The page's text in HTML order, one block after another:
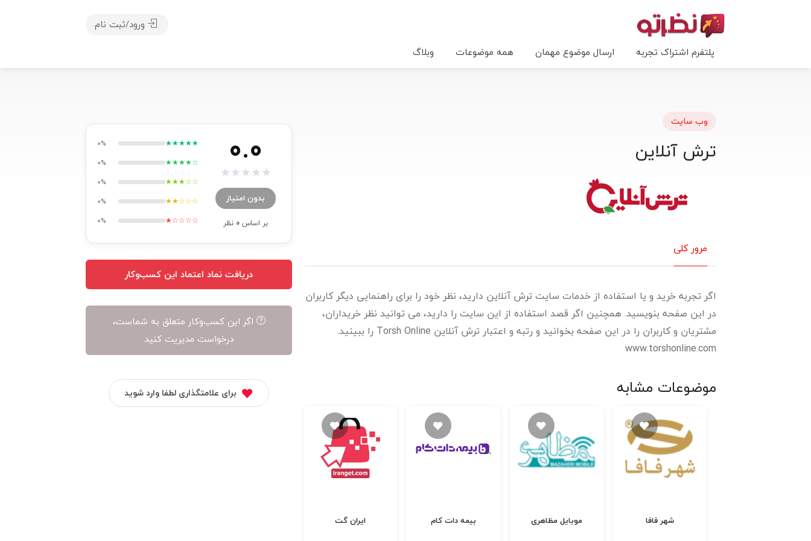
پلتفرم اشتراک تجربه ارسال موضوع مهمان همه موضوعات وبلاگ
ورود/ثبت نام
وب سایت
ترش آنلاین
مرور کلی
اگر تجربه خرید و یا استفاده از خدمات سایت ترش آنلاین​ دارید، نظر خود را برای راهنمایی دیگر کاربران
در این صفحه بنویسید. همچنین اگر قصد استفاده از این سایت را دارید، می توانید نظر خریداران،
مشتریان و کاربران را در این صفحه بخوانید و رتبه و اعتبار ترش آنلاین Torsh Online را ببینید.
www.torshonline.com
موضوعات مشابه
ایران گت
بیمه دات کام موبایل مظاهری شهر فافا
0.0
★
★
★
★
★
بدون امتیاز
بر اساس0 نظر
★★★★★
0%
★★★★☆
0%
★★★☆☆
0%
★★☆☆☆
0%
★☆☆☆☆
0%
دریافت نماد اعتماد این کسب‌وکار
اگر این کسب‌وکار متعلق به شماست،
درخواست مدیریت کنید
برای علامتگذاری لطفا وارد شوید